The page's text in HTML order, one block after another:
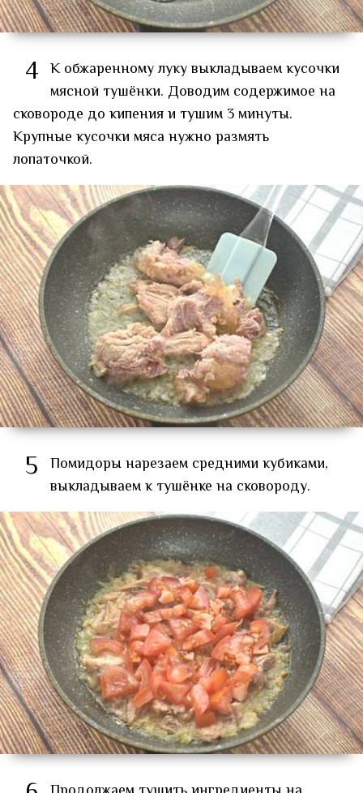
4 К обжаренному луку выкладываем кусочки
мясной тушёнки. Доводим содержимое на
сковороде до кипения и тушим 3 минуты.
Крупные кусочки мяса нужно размять
лопаточкой.
5 Помидоры нарезаем средними кубиками,
выкладываем к тушёнке на сковороду.